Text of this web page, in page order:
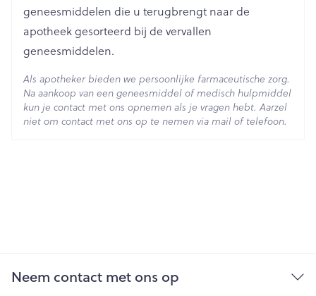
geneesmiddelen die u terugbrengt naar de
apotheek gesorteerd bij de vervallen
geneesmiddelen.
Als apotheker bieden we persoonlijke farmaceutische zorg.
Na aankoop van een geneesmiddel of medisch hulpmiddel
kun je contact met ons opnemen als je vragen hebt. Aarzel
niet om contact met ons op te nemen via mail of telefoon.
Neem contact met ons op